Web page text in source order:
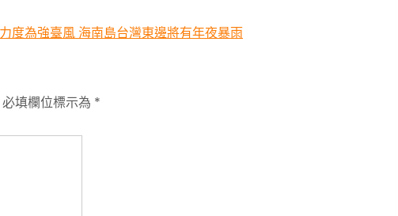
度為強臺風 海南島台灣東邊將有年夜暴雨
必填欄位標示為 *